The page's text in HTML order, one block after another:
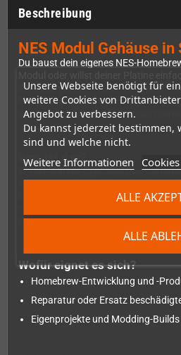
Unsere Webseite benötigt für
weitere Cookies von
Angebot zu verbessern.
Du kannst jederzeit bestimmen,
sind und welche nicht.
Weitere Informationen
ALLE
ALLE
Beschreibung
NES Modul Gehäuse in
Du baust dein eigenes NES-
Zuhause geben? Dieses schwarze
klassischen NES-Modul-Format
sauber, stabil und sofort einsatzbereit.
Was ist das?
Ein schwarzes Reproduction-
NES-Kartuschendesign orientiert.
Modulplatinen ausgelegt und eignet
hat.
Wofür eignet es sich?
Homebrew-Entwicklung und -
Reparatur oder Ersatz
Eigenprojekte und Modding-Builds